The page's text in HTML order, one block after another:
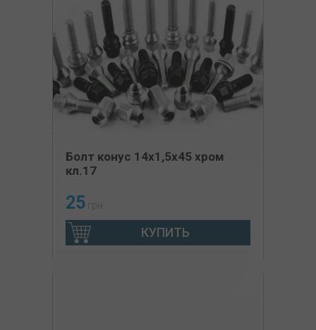
Болт конус 14х1,5х45 хром
кл.17
25 грн
КУПИТЬ